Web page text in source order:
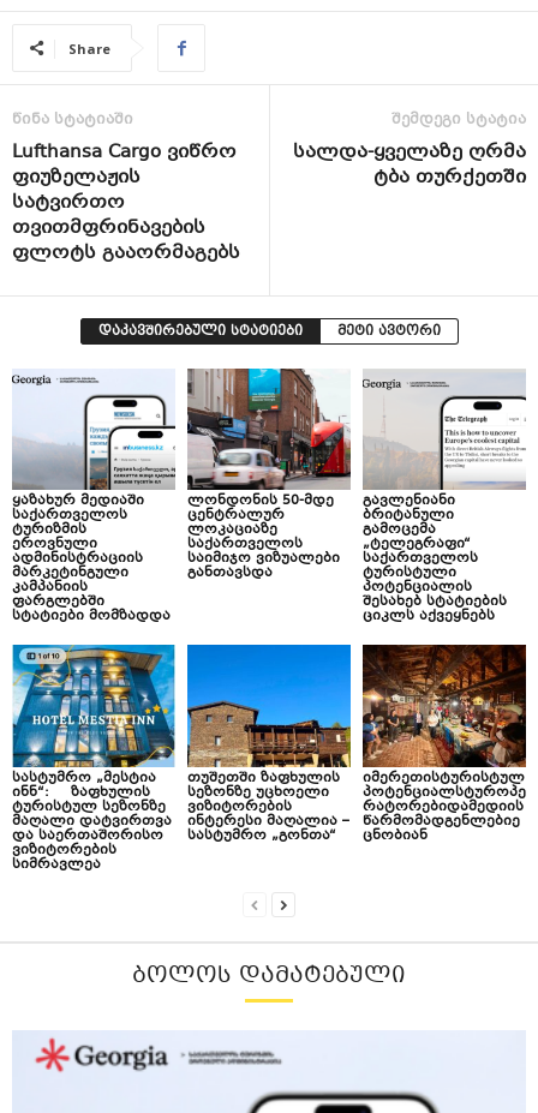
Share
წინა სტატიაში
Lufthansa Cargo ვიწრო
ფიუზელაჟის
სატვირთო
თვითმფრინავების
ფლოტს გააორმაგებს
შემდეგი სტატია
სალდა-ყველაზე ღრმა
ტბა თურქეთში
დაკავშირებული სტატიები მეტი ავტორი
ყაზახურ მედიაში
საქართველოს
ტურიზმის
ეროვნული
ადმინისტრაციის
მარკეტინგული
კამპანიის
ფარგლებში
სტატიები მომზადდა
ლონდონის 50-მდე
ცენტრალურ
ლოკაციაზე
საქართველოს
საიმიჯო ვიზუალები
განთავსდა
გავლენიანი
ბრიტანული
გამოცემა
„ტელეგრაფი“
საქართველოს
ტურისტული
პოტენციალის
შესახებ სტატიების
ციკლს აქვეყნებს
სასტუმრო „მესტია
ინნ“: ზაფხულის
ტურისტულ სეზონზე
მაღალი დატვირთვა
და საერთაშორისო
ვიზიტორების
სიმრავლეა
თუშეთში ზაფხულის
სეზონზე უცხოელი
ვიზიტორების
ინტერესი მაღალია –
სასტუმრო „გონთა“
იმერეთისტურისტულ
პოტენციალსტუროპე
რატორებიდამედიის
წარმომადგენლებიე
ცნობიან
ᲑᲝᲚᲝᲡ ᲓᲐᲛᲐᲢᲔᲑᲣᲚᲘ